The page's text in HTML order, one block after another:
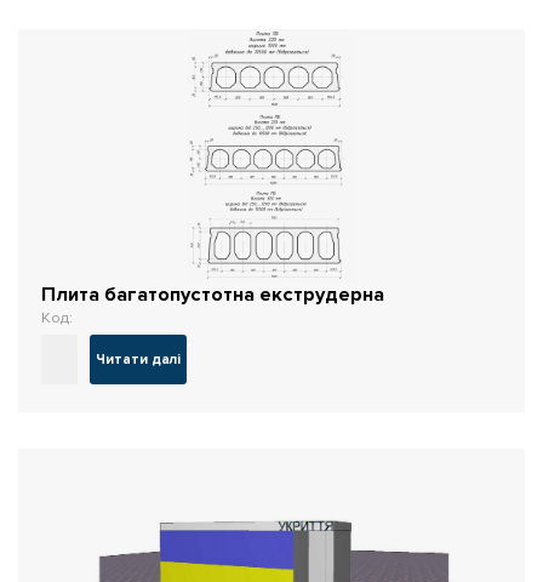
Плита багатопустотна екструдерна
Код:
Читати далі